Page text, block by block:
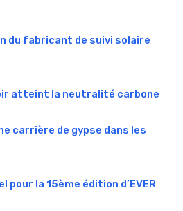
du fabricant de suivi solaire
atteint la neutralité carbone
carrière de gypse dans les
pour la 15ème édition d’EVER